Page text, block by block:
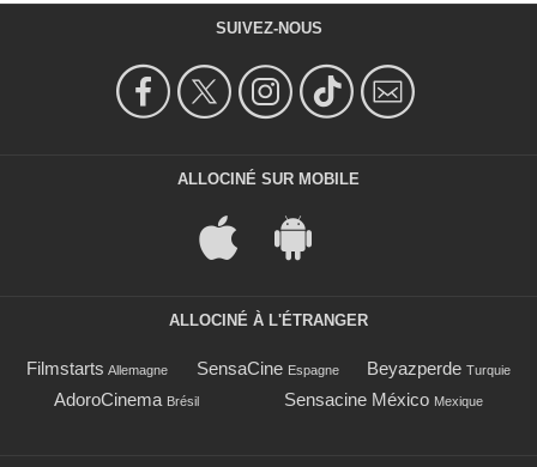
SUIVEZ-NOUS
ALLOCINÉ SUR MOBILE
ALLOCINÉ À L'ÉTRANGER
Filmstarts Allemagne SensaCine Espagne Beyazperde Turquie
AdoroCinema Brésil Sensacine México Mexique